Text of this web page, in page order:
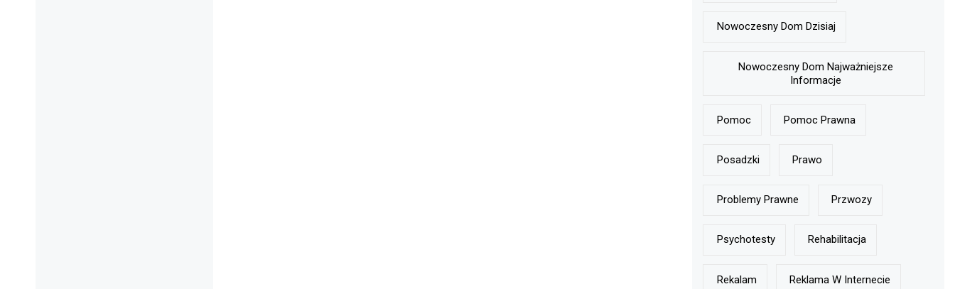
Nowoczesny Dom Dzisiaj
Nowoczesny Dom Najważniejsze
Informacje
Pomoc Pomoc Prawna
Posadzki Prawo
Problemy Prawne Przwozy
Psychotesty Rehabilitacja
Rekalam Reklama W Internecie